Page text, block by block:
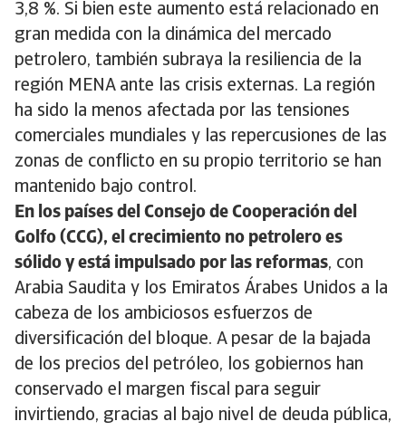
3,8 %. Si bien este aumento está relacionado en
gran medida con la dinámica del mercado
petrolero, también subraya la resiliencia de la
región MENA ante las crisis externas. La región
ha sido la menos afectada por las tensiones
comerciales mundiales y las repercusiones de las
zonas de conflicto en su propio territorio se han
mantenido bajo control.
En los países del Consejo de Cooperación del
Golfo (CCG), el crecimiento no petrolero es
sólido y está impulsado por las reformas, con
Arabia Saudita y los Emiratos Árabes Unidos a la
cabeza de los ambiciosos esfuerzos de
diversificación del bloque. A pesar de la bajada
de los precios del petróleo, los gobiernos han
conservado el margen fiscal para seguir
invirtiendo, gracias al bajo nivel de deuda pública,